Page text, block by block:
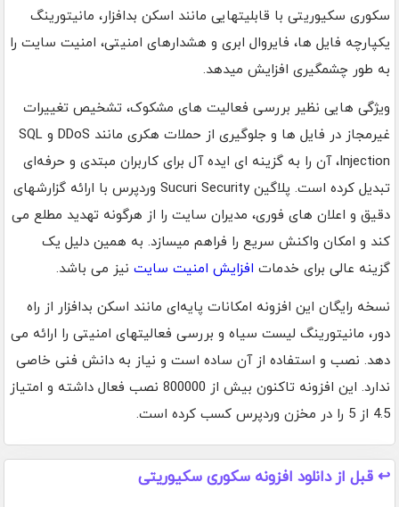
سکوری سکیوریتی با قابلیتهایی مانند اسکن بدافزار، مانیتورینگ
یکپارچه فایل ها، فایروال ابری و هشدارهای امنیتی، امنیت سایت را
به طور چشمگیری افزایش میدهد.
ویژگی هایی نظیر بررسی فعالیت های مشکوک، تشخیص تغییرات
غیرمجاز در فایل ها و جلوگیری از حملات هکری مانند DDoS و SQL
Injection، آن را به گزینه‌ ای ایده آل برای کاربران مبتدی و حرفه‌ای
تبدیل کرده است. پلاگین Sucuri Security وردپرس با ارائه گزارشهای
دقیق و اعلان های فوری، مدیران سایت را از هرگونه تهدید مطلع می
کند و امکان واکنش سریع را فراهم میسازد. به همین دلیل یک
گزینه عالی برای خدمات افزایش امنیت سایت نیز می باشد.
نسخه رایگان این افزونه امکانات پایه‌ای مانند اسکن بدافزار از راه
دور، مانیتورینگ لیست سیاه و بررسی فعالیتهای امنیتی را ارائه می
دهد. نصب و استفاده از آن ساده است و نیاز به دانش فنی خاصی
ندارد. این افزونه تاکنون بیش از 800000 نصب فعال داشته و امتیاز
4.5 از 5 را در مخزن وردپرس کسب کرده است.
↩️ قبل از دانلود افزونه سکوری سکیوریتی